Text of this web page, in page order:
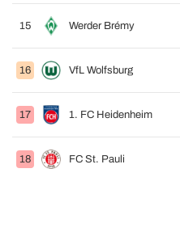
15 Werder Brémy
16 VfL Wolfsburg
17 1. FC Heidenheim
18 FC St. Pauli